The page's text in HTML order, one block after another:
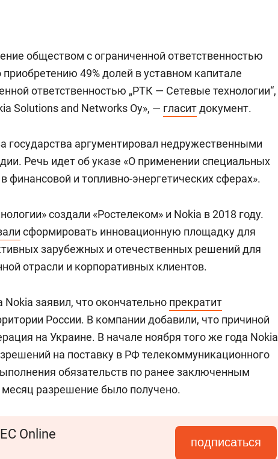
обществом с ограниченной ответственностью
приобретению 49% долей в уставном капитале
ответственностью „РТК — Сетевые технологии“,
Solutions and Networks Oy», — гласитдокумент.
государства аргументировал недружественными
Речь идет об указе «О применении специальных
финансовой и топливно-энергетических сферах».
создали «Ростелеком» и Nokia в 2018 году.
сформировать инновационную площадку для
зарубежных и отечественных решений для
отрасли и корпоративных клиентов.
Nokia заявил, что окончательно прекратит
России. В компании добавили, что причиной
на Украине. В начале ноября того же года Nokia
на поставку в РФ телекоммуникационного
обязательств по ранее заключенным
разрешение было получено.
Online
подписаться